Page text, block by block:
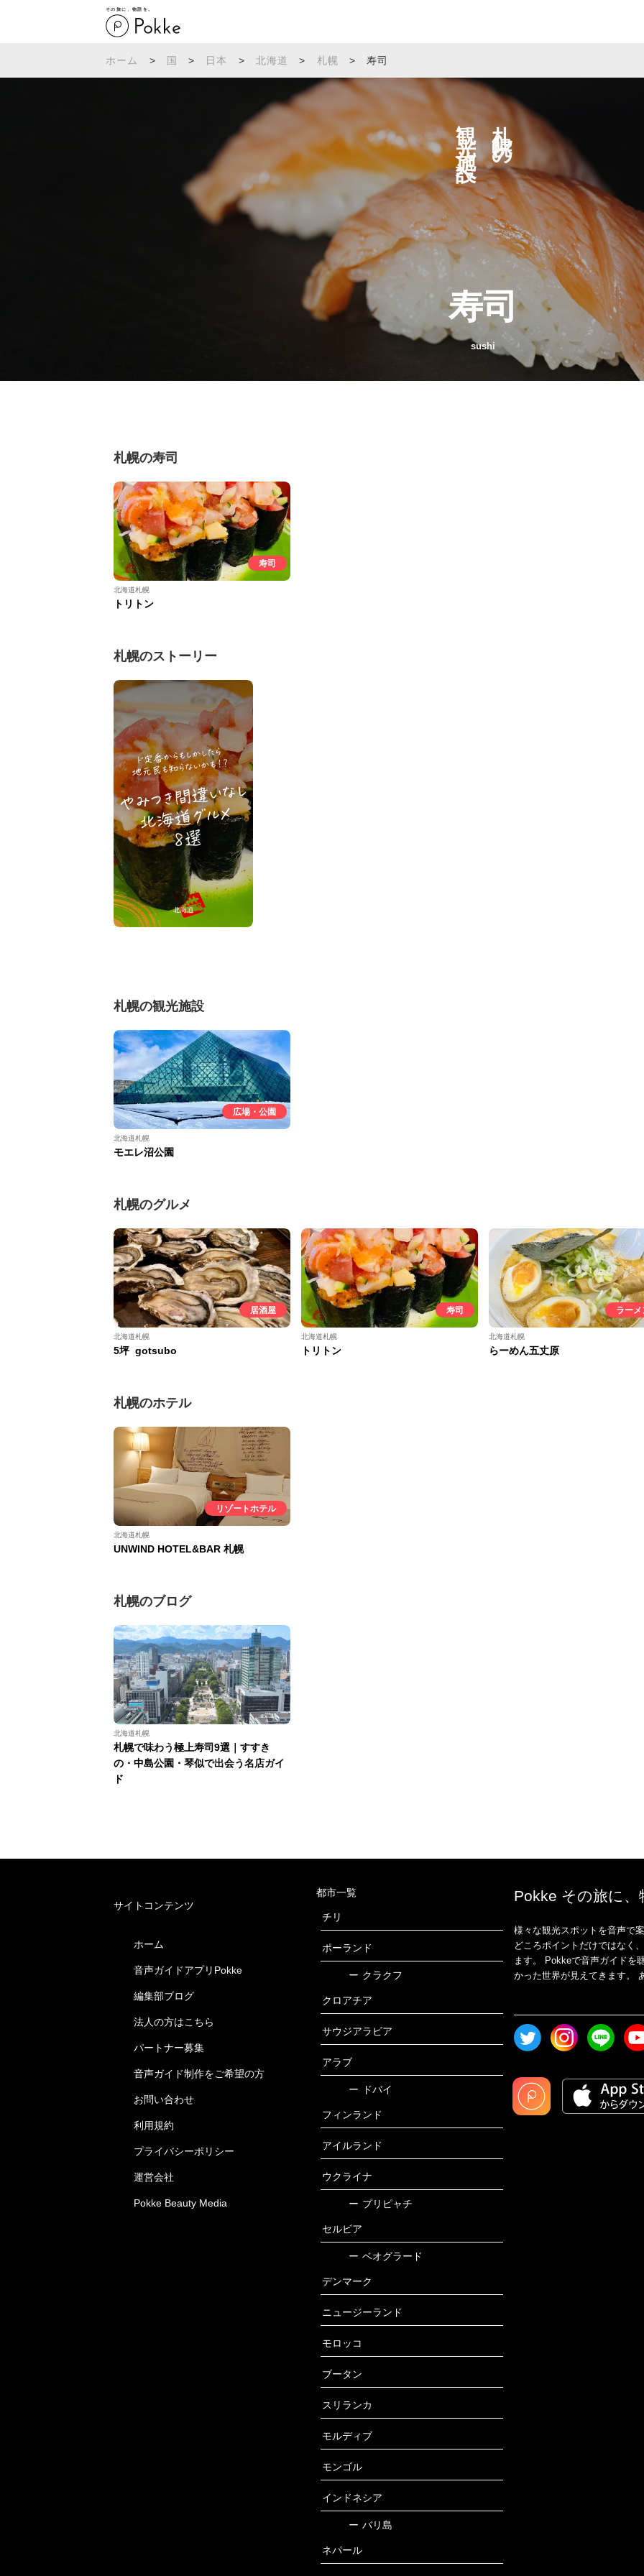
その旅に、物語を。
ホーム > 国 > 日本 > 北海道 > 札幌 > 寿司
札幌の
観光施設へ
寿司
sushi
札幌の寿司
寿司
北海道札幌
トリトン
札幌のストーリー
札幌の観光施設
広場・公園
北海道札幌
モエレ沼公園
札幌のグルメ
居酒屋
北海道札幌
5坪 gotsubo
寿司
北海道札幌
トリトン
ラーメ
北海道札幌
らーめん五丈原
札幌のホテル
リゾートホテル
北海道札幌
UNWIND HOTEL&BAR 札幌
札幌のブログ
北海道札幌
札幌で味わう極上寿司9選｜すすき
の・中島公園・琴似で出会う名店ガイ
ド
サイトコンテンツ
ホーム
音声ガイドアプリPokke
編集部ブログ
法人の方はこちら
パートナー募集
音声ガイド制作をご希望の方
お問い合わせ
利用規約
プライバシーポリシー
運営会社
Pokke Beauty Media
都市一覧
チリ
ポーランド
ー クラクフ
クロアチア
サウジアラビア
アラブ
ー ドバイ
フィンランド
アイルランド
ウクライナ
ー プリピャチ
セルビア
ー ベオグラード
デンマーク
ニュージーランド
モロッコ
ブータン
スリランカ
モルディブ
モンゴル
インドネシア
ー バリ島
ネパール
Pokke その旅に、
様々な観光スポットを音声で
どころポイントだけではなく
ます。 Pokkeで音声ガイドを
かった世界が見えてきます。